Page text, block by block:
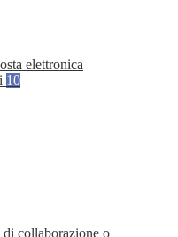
elettronica
10
collaborazione o